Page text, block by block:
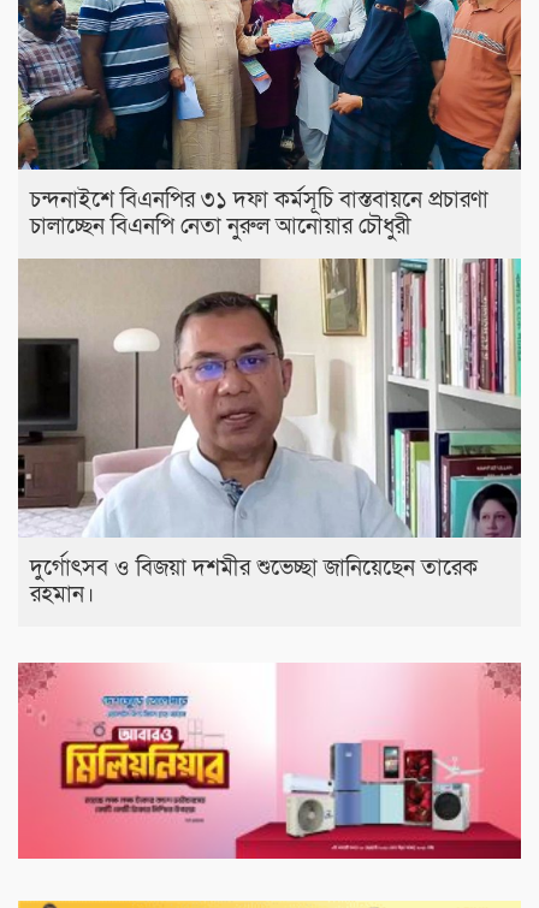
চন্দনাইশে বিএনপির ৩১ দফা কর্মসূচি বাস্তবায়নে প্রচারণা
চালাচ্ছেন বিএনপি নেতা নুরুল আনোয়ার চৌধুরী
দুর্গোৎসব ও বিজয়া দশমীর শুভেচ্ছা জানিয়েছেন তারেক
রহমান।